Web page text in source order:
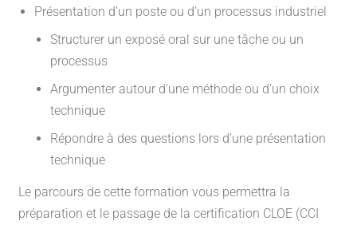
Présentation d’un poste ou d’un processus industriel
Structurer un exposé oral sur une tâche ou un
processus
Argumenter autour d’une méthode ou d’un choix
technique
Répondre à des questions lors d’une présentation
technique
Le parcours de cette formation vous permettra la
préparation et le passage de la certification CLOE (CCI